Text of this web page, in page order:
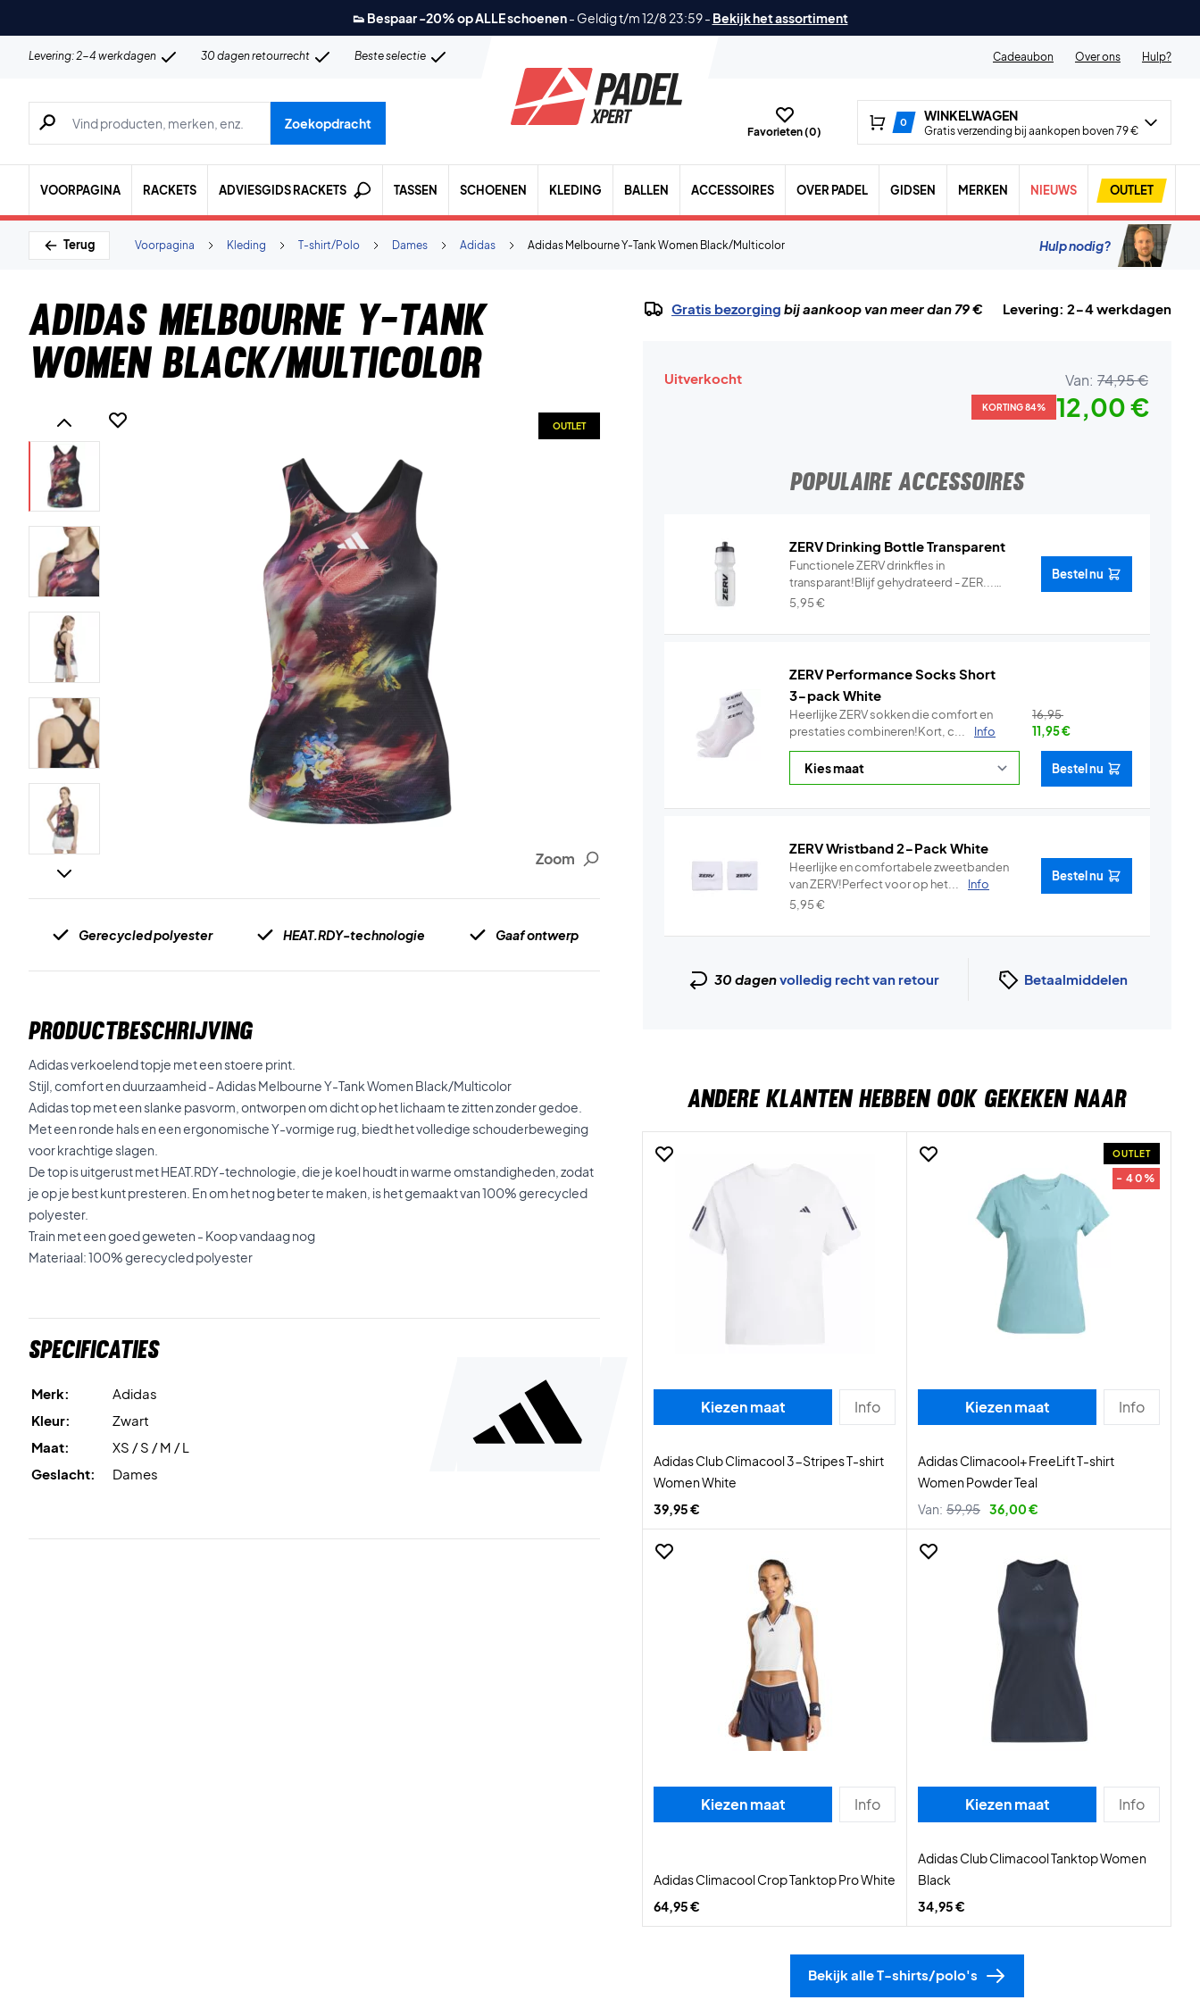
👟 Bespaar -20% op ALLE schoenen- Geldig t/m 12/8 23:59- Bekijk het assortiment
Levering: 2-4 werkdagen 30 dagen retourrecht Beste selectie Cadeaubon Over ons Hulp?
Zoeken naar producten, merken etc.
Zoekopdracht
Favorieten (0)
0 WINKELWAGEN
Gratis verzending bij aankopen boven 79 €
VOORPAGINA RACKETS ADVIESGIDS RACKETS TASSEN SCHOENEN KLEDING BALLEN ACCESSOIRES OVER PADEL GIDSEN MERKEN NIEUWS OUTLET
Terug Adidas Melbourne Y-Tank Women Black/Multicolor
Adidas
Dames
T-shirt/Polo
Kleding
Voorpagina Hulp nodig?
Adidas Melbourne Y-Tank
Women Black/Multicolor
Zoom
OUTLET
Gerecycled polyester HEAT.RDY-technologie Gaaf ontwerp
PRODUCTBESCHRIJVING
Adidas verkoelend topje met een stoere print.
Stijl, comfort en duurzaamheid - Adidas Melbourne Y-Tank Women Black/Multicolor
Adidas top met een slanke pasvorm, ontworpen om dicht op het lichaam te zitten zonder gedoe.
Met een ronde hals en een ergonomische Y-vormige rug, biedt het volledige schouderbeweging
voor krachtige slagen.
De top is uitgerust met HEAT.RDY-technologie, die je koel houdt in warme omstandigheden, zodat
je op je best kunt presteren. En om het nog beter te maken, is het gemaakt van 100% gerecycled
polyester.
Train met een goed geweten - Koop vandaag nog
Materiaal: 100% gerecycled polyester
Specificaties
Merk:
Adidas
Kleur:
Zwart
Maat:
XS / S / M / L
Geslacht:
Dames
Gratis bezorging bij aankoop van meer dan 79 € Levering: 2-4 werkdagen
Uitverkocht Van: 74,95 €
KORTING 84% 12,00 €
POPULAIRE ACCESSOIRES
ZERV Drinking Bottle Transparent
Functionele ZERV drinkfles in
transparant!Blijf gehydrateerd - ZER...
Info
5,95€
Bestel nu
ZERV Performance Socks Short
3-pack White
Heerlijke ZERV sokken die comfort en
prestaties combineren!Kort, c...
Info
16,95
11,95€
Bestel nu
ZERV Wristband 2-Pack White
Heerlijke en comfortabele zweetbanden
van ZERV!Perfect voor op het...
Info
5,95€
Bestel nu
30 dagenvolledig recht van retour Betaalmiddelen
ANDERE KLANTEN HEBBEN OOK GEKEKEN NAAR
Kiezen maat Info
Adidas Club Climacool 3-Stripes T-shirt
Women White
39,95 €
OUTLET
- 40%
Kiezen maat Info
Adidas Climacool+ FreeLift T-shirt
Women Powder Teal
Van: 59,95 36,00 €
Kiezen maat Info
Adidas Climacool Crop Tanktop Pro White
64,95 €
Kiezen maat Info
Adidas Club Climacool Tanktop Women
Black
34,95 €
Bekijk alle T-shirts/polo's